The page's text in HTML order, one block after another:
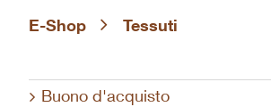
E-Shop Tessuti
Buono d'acquisto